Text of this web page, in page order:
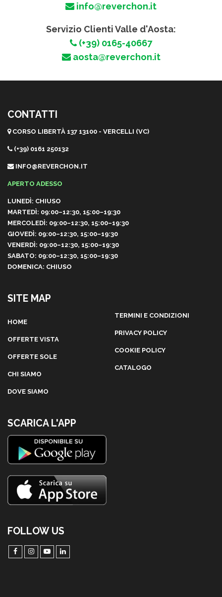
info@reverchon.it
Servizio Clienti Valle d'Aosta:
(+39) 0165-40667
aosta@reverchon.it
CONTATTI
CORSO LIBERTÀ 137 13100 - VERCELLI (VC)
(+39) 0161 250132
INFO@REVERCHON.IT
APERTO ADESSO
LUNEDÌ: CHIUSO
MARTEDÌ: 09:00–12:30, 15:00–19:30
MERCOLEDÌ: 09:00–12:30, 15:00–19:30
GIOVEDÌ: 09:00–12:30, 15:00–19:30
VENERDÌ: 09:00–12:30, 15:00–19:30
SABATO: 09:00–12:30, 15:00–19:30
DOMENICA: CHIUSO
SITE MAP
HOME
OFFERTE VISTA
OFFERTE SOLE
CHI SIAMO
DOVE SIAMO
TERMINI E CONDIZIONI
PRIVACY POLICY
COOKIE POLICY
CATALOGO
SCARICA L'APP
FOLLOW US